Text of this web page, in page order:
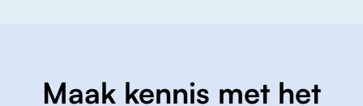
Maak kennis met het